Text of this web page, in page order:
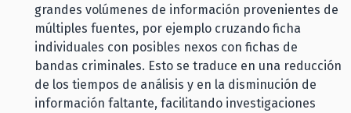
grandes volúmenes de información provenientes de
múltiples fuentes, por ejemplo cruzando ficha
individuales con posibles nexos con fichas de
bandas criminales. Esto se traduce en una reducción
de los tiempos de análisis y en la disminución de
información faltante, facilitando investigaciones